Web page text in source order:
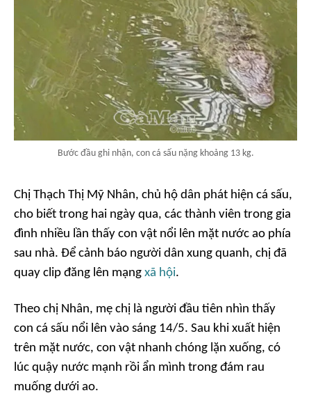
Bước đầu ghi nhận, con cá sấu nặng khoảng 13 kg.
Chị Thạch Thị Mỹ Nhân, chủ hộ dân phát hiện cá sấu,
cho biết trong hai ngày qua, các thành viên trong gia
đình nhiều lần thấy con vật nổi lên mặt nước ao phía
sau nhà. Để cảnh báo người dân xung quanh, chị đã
quay clip đăng lên mạng xã hội.
Theo chị Nhân, mẹ chị là người đầu tiên nhìn thấy
con cá sấu nổi lên vào sáng 14/5. Sau khi xuất hiện
trên mặt nước, con vật nhanh chóng lặn xuống, có
lúc quậy nước mạnh rồi ẩn mình trong đám rau
muống dưới ao.